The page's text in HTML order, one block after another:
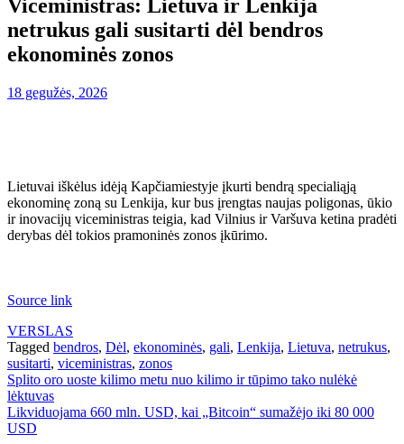
Viceministras: Lietuva ir Lenkija
netrukus gali susitarti dėl bendros
ekonominės zonos
18 gegužės, 2026
Lietuvai iškėlus idėją Kapčiamiestyje įkurti bendrą specialiąją
ekonominę zoną su Lenkija, kur bus įrengtas naujas poligonas, ūkio
ir inovacijų viceministras teigia, kad Vilnius ir Varšuva ketina pradėti
derybas dėl tokios pramoninės zonos įkūrimo.
Source link
VERSLAS
Tagged bendros, Dėl, ekonominės, gali, Lenkija, Lietuva, netrukus,
susitarti, viceministras, zonos
Navigacija
tarp
įrašų
Splito oro uoste kilimo metu nuo kilimo ir tūpimo tako nulėkė
lėktuvas
Likviduojama 660 mln. USD, kai „Bitcoin“ sumažėjo iki 80 000
USD